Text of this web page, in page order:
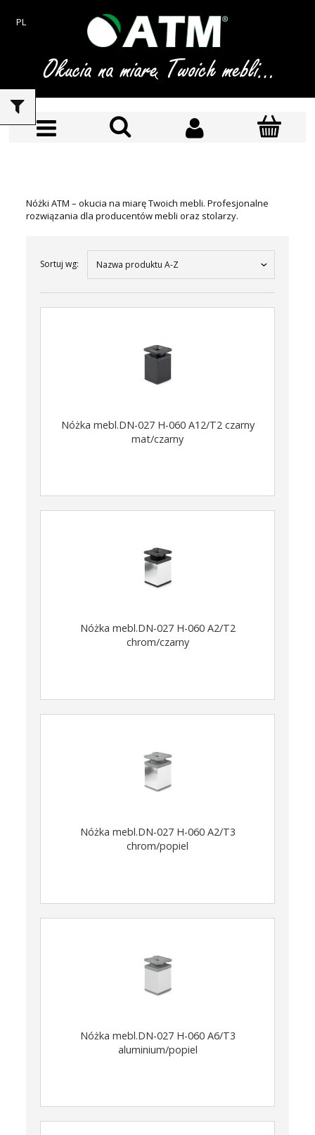
PL
Nóżki ATM – okucia na miarę Twoich mebli. Profesjonalne
rozwiązania dla producentów mebli oraz stolarzy.
Sortuj wg: Nazwa produktu A-Z
Nóżka mebl.DN-027 H-060 A12/T2 czarny
mat/czarny
Nóżka mebl.DN-027 H-060 A2/T2
chrom/czarny
Nóżka mebl.DN-027 H-060 A2/T3
chrom/popiel
Nóżka mebl.DN-027 H-060 A6/T3
aluminium/popiel